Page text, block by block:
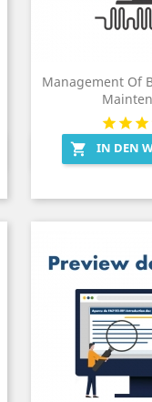
Management Of
 IN DEN
